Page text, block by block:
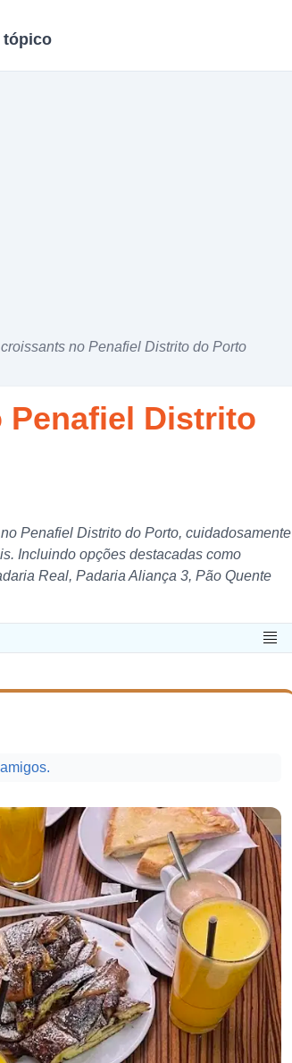
tópico
no Penafiel Distrito do Porto
Penafiel Distrito
Penafiel Distrito do Porto, cuidadosamente
Incluindo opções destacadas como
Real, Padaria Aliança 3, Pão Quente